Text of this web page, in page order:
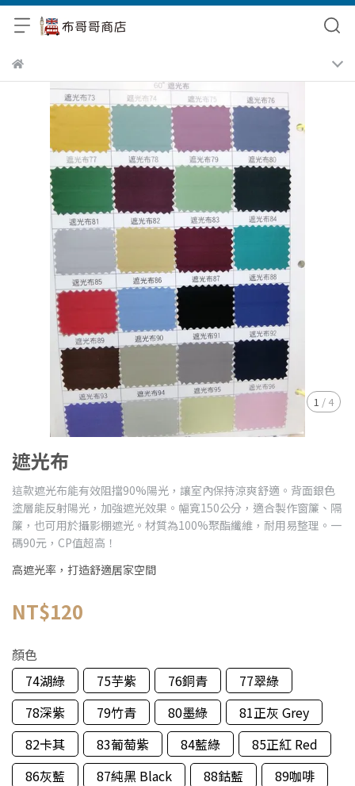
1 / 4
遮光布
這款遮光布能有效阻擋90%陽光，讓室內保持涼爽舒適。背面銀色
塗層能反射陽光，加強遮光效果。幅寬150公分，適合製作窗簾、隔
簾，也可用於攝影棚遮光。材質為100%聚酯纖維，耐用易整理。一
碼90元，CP值超高！
高遮光率，打造舒適居家空間
NT$120
顏色
74湖綠
75芋紫 76銅青
77翠綠
78深紫
79竹青 80墨綠
81正灰 Grey
82卡其
83葡萄紫 84藍綠
85正紅 Red
86灰藍
87純黑 Black 88鈷藍
89咖啡